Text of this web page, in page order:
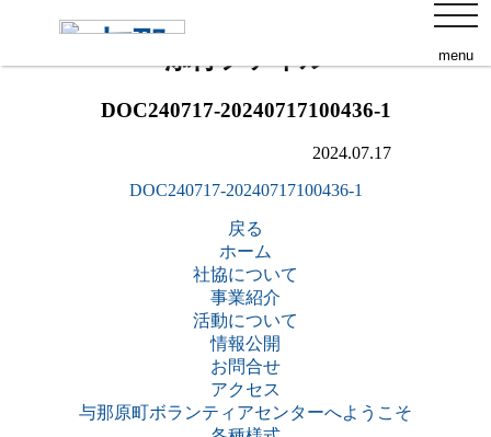
menu
添付ファイル
DOC240717-20240717100436-1
2024.07.17
DOC240717-20240717100436-1
戻る
ホーム
社協について
事業紹介
活動について
情報公開
お問合せ
アクセス
与那原町ボランティアセンターへようこそ